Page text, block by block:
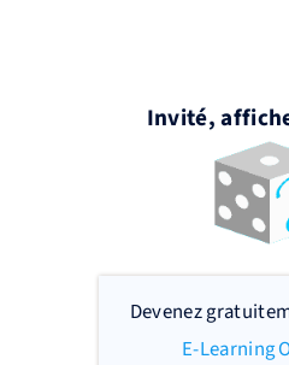
Invité,
Devenez
E-Learning